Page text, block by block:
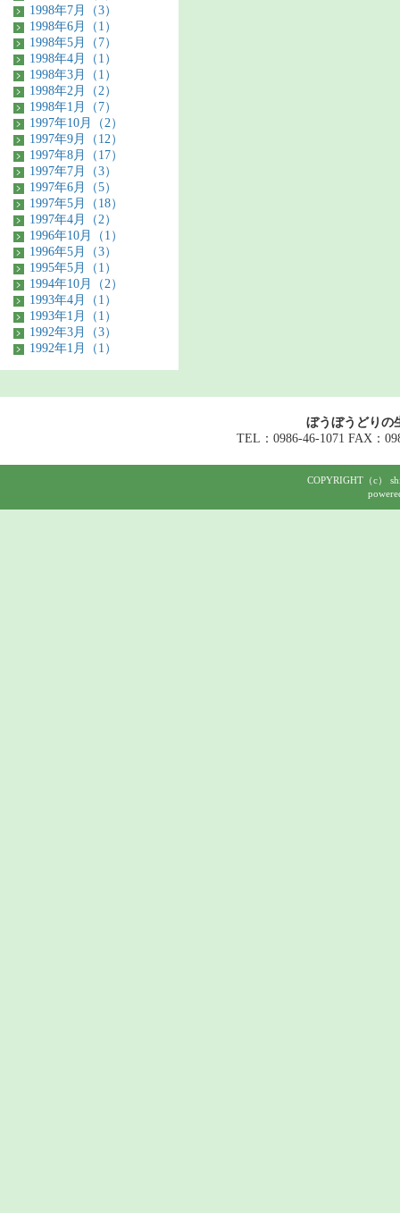
1998年7月（3）
1998年6月（1）
1998年5月（7）
1998年4月（1）
1998年3月（1）
1998年2月（2）
1998年1月（7）
1997年10月（2）
1997年9月（12）
1997年8月（17）
1997年7月（3）
1997年6月（5）
1997年5月（18）
1997年4月（2）
1996年10月（1）
1996年5月（3）
1995年5月（1）
1994年10月（2）
1993年4月（1）
1993年1月（1）
1992年3月（3）
1992年1月（1）
ぼうぼうどりの
TEL：0986-46-1071 FAX：
COPYRIGHT（c）